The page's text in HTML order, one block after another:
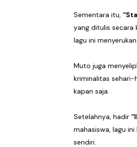
Sementara itu,
yang ditulis secara
lagu ini
Muto juga
kriminalitas sehari-
kapan saja.
Setelahnya, hadir
mahasiswa, lagu
sendiri.